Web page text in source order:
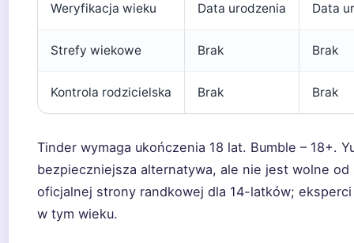
Weryfikacja wieku Data urodzenia Data
Strefy wiekowe Brak Brak
Kontrola rodzicielska Brak Brak
Tinder wymaga ukończenia 18 lat. Bumble – 18+.
bezpieczniejsza alternatywa, ale nie jest wolne
oficjalnej strony randkowej dla 14-latków;
w tym wieku.